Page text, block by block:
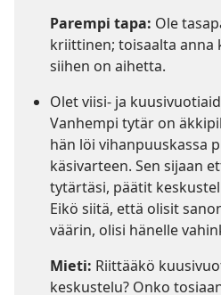
Parempi tapa: Ole
kriittinen; toisaalta anna
siihen on aihetta.
Olet viisi- ja
Vanhempi tytär on
hän löi vihanpuuskassa
käsivarteen. Sen sijaan
tytärtäsi, päätit
Eikö siitä, että olisit
väärin, olisi hänelle
Mieti: Riittääkö
keskustelu? Onko